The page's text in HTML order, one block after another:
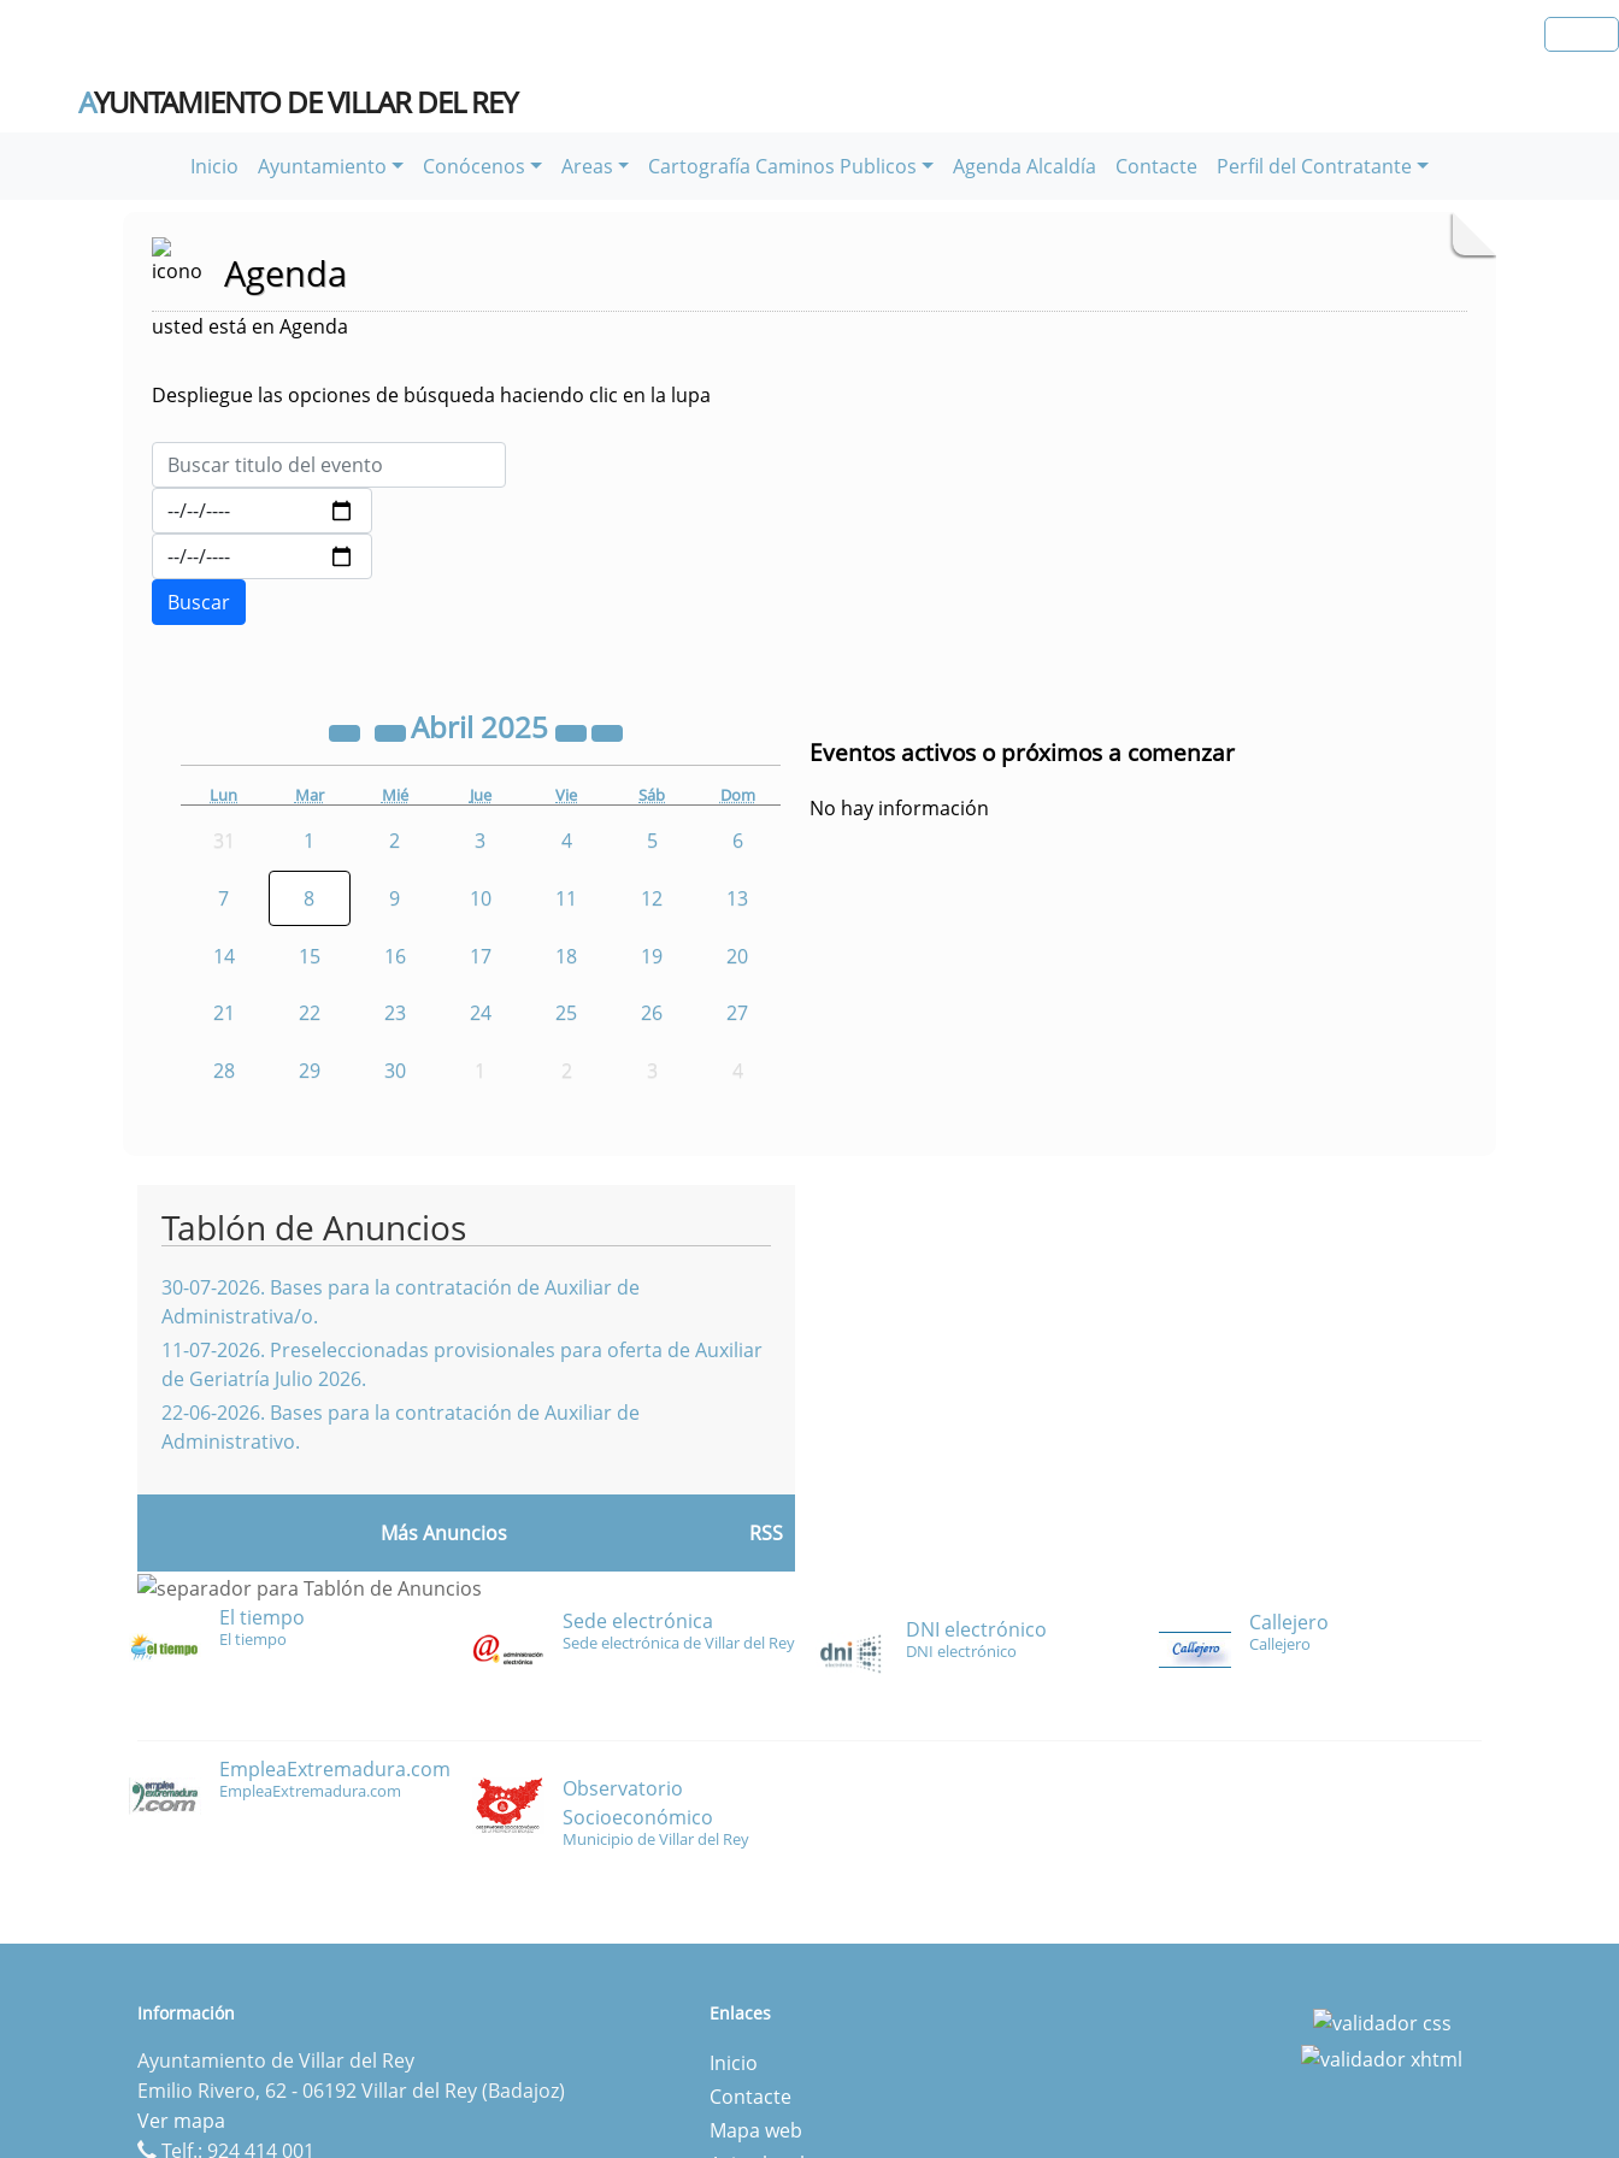
AYUNTAMIENTO DE VILLAR DEL REY
Inicio Ayuntamiento Conócenos Areas Cartografía Caminos Publicos Agenda Alcaldía Contacte Perfil del Contratante
Agenda
usted está en Agenda
Despliegue las opciones de búsqueda haciendo clic en la lupa
Abril 2025
Lun Mar Mié Jue Vie Sáb Dom
31 1 2 3 4 5 6
7 8 9 10 11 12 13
14 15 16 17 18 19 20
21 22 23 24 25 26 27
28 29 30 1 2 3 4
Eventos activos o próximos a comenzar
No hay información
Tablón de Anuncios
30-07-2026. Bases para la contratación de Auxiliar de
Administrativa/o.
11-07-2026. Preseleccionadas provisionales para oferta de Auxiliar
de Geriatría Julio 2026.
22-06-2026. Bases para la contratación de Auxiliar de
Administrativo.
Más Anuncios RSS
El tiempo
El tiempo
Sede electrónica
Sede electrónica de Villar del Rey DNI electrónico
DNI electrónico
Callejero
Callejero
EmpleaExtremadura.com
EmpleaExtremadura.com
Observatorio
Socioeconómico
Municipio de Villar del Rey
Información
Ayuntamiento de Villar del Rey
Emilio Rivero, 62 - 06192 Villar del Rey (Badajoz)
Ver mapa
Telf.: 924 414 001
Enlaces
Inicio
Contacte
Mapa web